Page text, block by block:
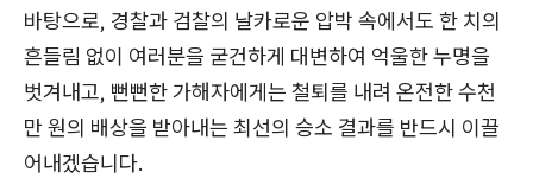
바탕으로, 경찰과 검찰의 날카로운 압박 속에서도 한 치의
흔들림 없이 여러분을 굳건하게 대변하여 억울한 누명을
벗겨내고, 뻔뻔한 가해자에게는 철퇴를 내려 온전한 수천
만 원의 배상을 받아내는 최선의 승소 결과를 반드시 이끌
어내겠습니다.